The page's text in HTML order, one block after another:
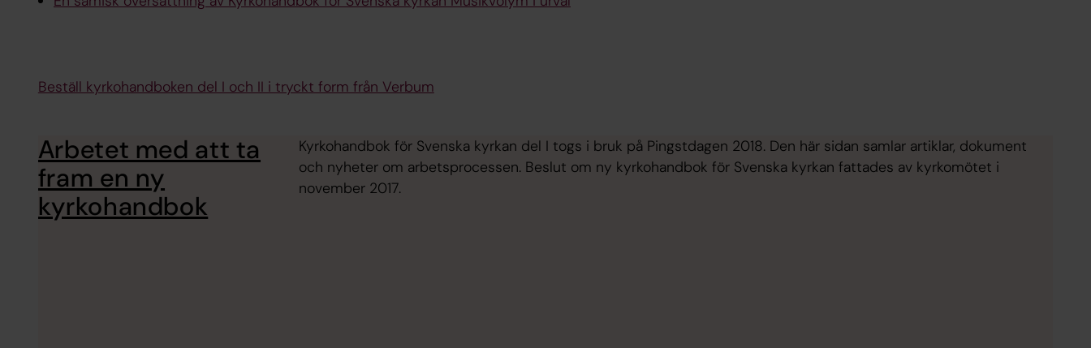
Beställ kyrkohandboken del I och II i tryckt form från Verbum
Arbetet med att ta
fram en ny
kyrkohandbok
Kyrkohandbok för Svenska kyrkan del I togs i bruk på Pingstdagen 2018. Den här sidan samlar artiklar, dokument
och nyheter om arbetsprocessen. Beslut om ny kyrkohandbok för Svenska kyrkan fattades av kyrkomötet i
november 2017.